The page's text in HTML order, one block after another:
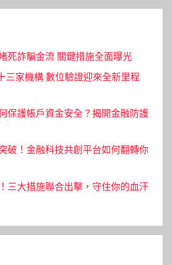
死詐騙金流 關鍵措施全面曝光
三家機構 數位驗證迎來全新里程
保護帳戶資金安全？揭開金融防護
破！金融科技共創平台如何翻轉你
三大措施聯合出擊，守住你的血汗